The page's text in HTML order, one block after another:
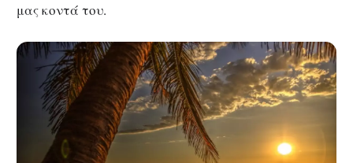
μας κοντά του.